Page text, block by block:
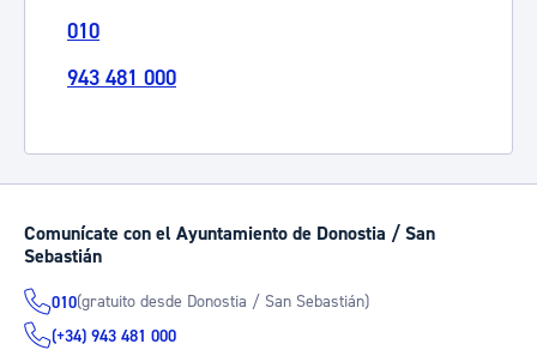
010
943 481 000
Comunícate con el Ayuntamiento de Donostia / San
Sebastián
010(gratuito desde Donostia / San Sebastián)
(+34) 943 481 000